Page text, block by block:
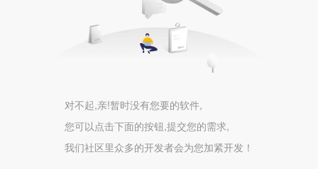
对不起,亲!暂时没有您要的软件,
您可以点击下面的按钮,提交您的需求,
我们社区里众多的开发者会为您加紧开发！